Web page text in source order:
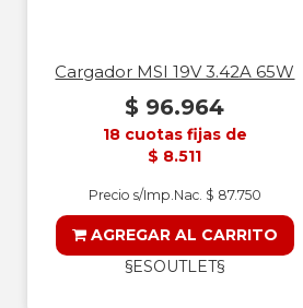
Cargador MSI 19V 3.42A 65W
$ 96.964
18 cuotas fijas de
$ 8.511
Precio s/Imp.Nac. $ 87.750
AGREGAR AL CARRITO
§ESOUTLET§